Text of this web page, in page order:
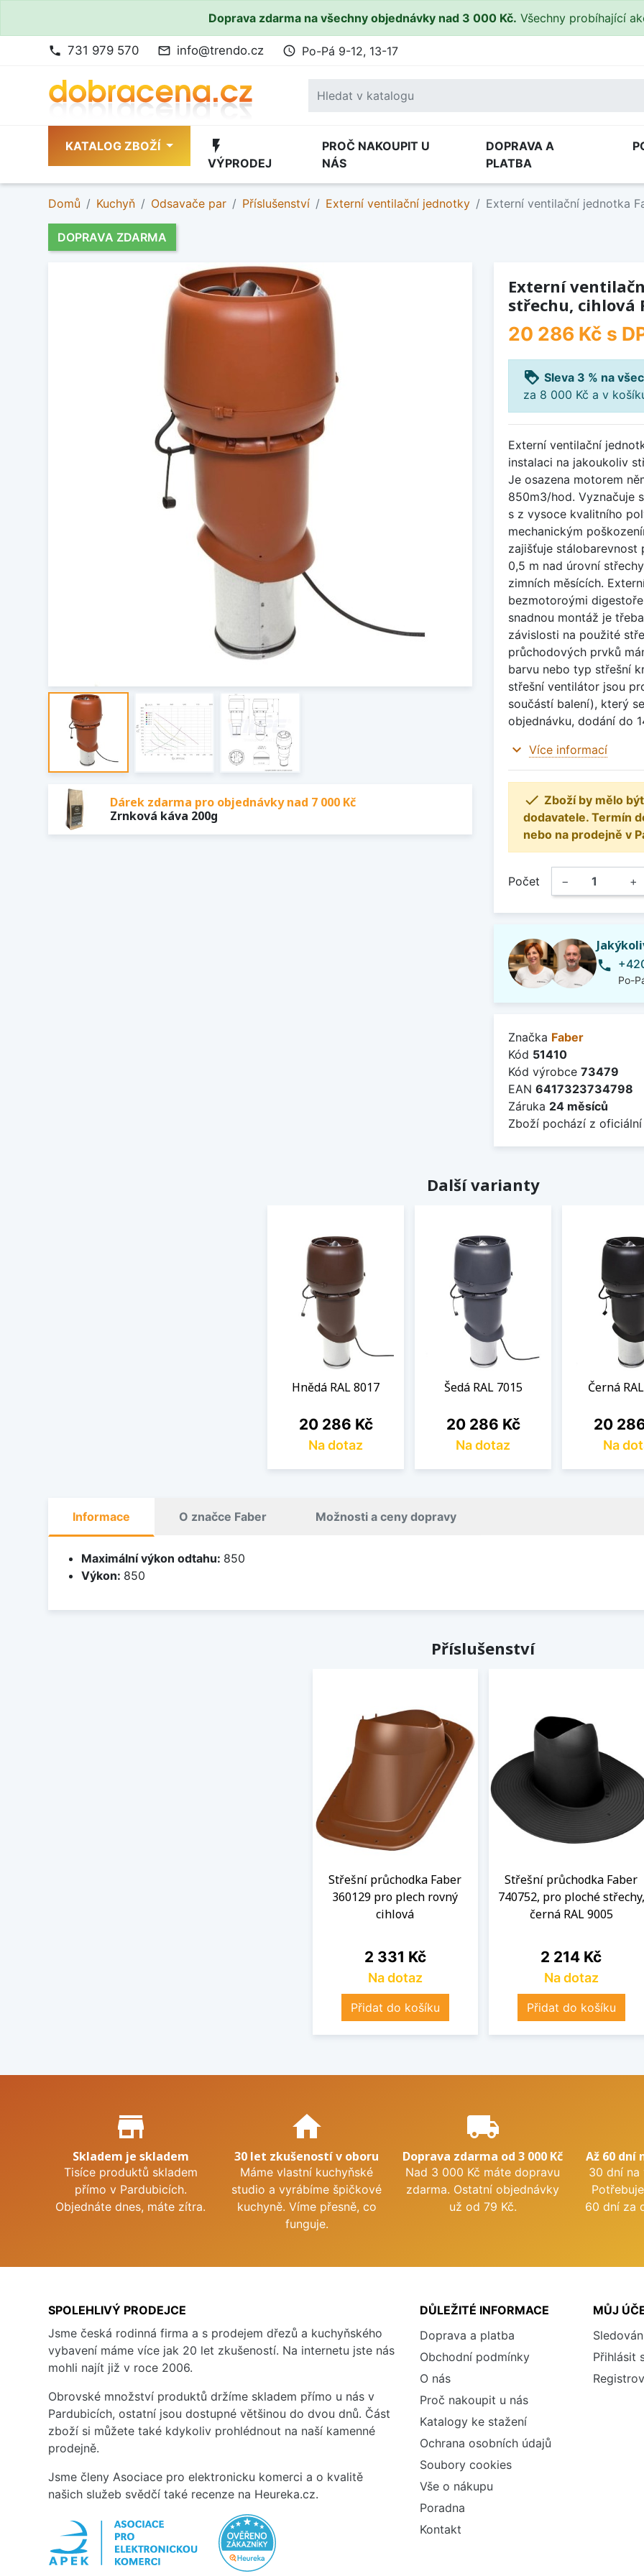
Doprava zdarma na všechny objednávky nad 3 000 Kč. Všechny probíhající
phone 731 979 570 mail_outline info@trendo.cz access_time Po-Pá 9-12, 13-17
KATALOG ZBOŽÍ flash_on
VÝPRODEJ
PROČ NAKOUPIT U
NÁS
DOPRAVA A
PLATBA
Domů Kuchyň Odsavače par Příslušenství Externí ventilační jednotky Externí ventilační jednotka
DOPRAVA ZDARMA
Dárek zdarma pro objednávky nad 7 000 Kč
Zrnková káva 200g
Externí
střechu, cihlová
20 286 Kč s
loyalty Sleva 3 % na
za 8 000 Kč a v
Externí ventilační
instalaci na jakoukoliv
Je osazena motorem
850m3/hod. Vyznačuje
s z vysoce kvalitního
mechanickým
zajišťuje stálobarevnost
0,5 m nad úrovní
zimních měsících.
bezmotoroými
snadnou montáž je
závislosti na použité
průchodových prvků
barvu nebo typ střešní
střešní ventilátor jsou
součástí balení), který
objednávku, dodání do
expand_more Více informací
 Zboží by mělo
dodavatele. Termín
nebo na prodejně v
Počet − +
phone
Po-
Značka Faber
Kód 51410
Kód výrobce 73479
EAN 6417323734798
Záruka 24 měsíců
Zboží pochází z
Další varianty
Hnědá RAL 8017
Cena
20 286 Kč
Na dotaz
Šedá RAL 7015
Cena
20 286 Kč
Na dotaz
Černá
Cena
20
Na
Informace O značce Faber Možnosti a ceny dopravy
Maximální výkon odtahu: 850
Výkon: 850
Příslušenství
Střešní průchodka Faber
360129 pro plech rovný
cihlová
Cena
2 331 Kč
Na dotaz
Přidat do košíku
Střešní průchodka Faber
740752, pro ploché střechy,
černá RAL 9005
Cena
2 214 Kč
Na dotaz
Přidat do košíku
Proč nakupovat u nás?
store_mall_directory
Skladem je skladem
Tisíce produktů skladem
přímo v Pardubicích.
Objednáte dnes, máte zítra.
home
30 let zkušeností v oboru
Máme vlastní kuchyňské
studio a vyrábíme špičkové
kuchyně. Víme přesně, co
funguje.
local_shipping
Doprava zdarma od 3 000 Kč
Nad 3 000 Kč máte dopravu
zdarma. Ostatní objednávky
už od 79 Kč.
Až 60 dní
30 dní na
60 dní za
SPOLEHLIVÝ PRODEJCE
Jsme česká rodinná firma a s prodejem dřezů a kuchyňského
vybavení máme více jak 20 let zkušeností. Na internetu jste nás
mohli najít již v roce 2006.
Obrovské množství produktů držíme skladem přímo u nás v
Pardubicích, ostatní jsou dostupné většinou do dvou dnů. Část
zboží si můžete také kdykoliv prohlédnout na naší kamenné
prodejně.
Jsme členy Asociace pro elektronicku komerci a o kvalitě
našich služeb svědčí také recenze na Heureka.cz.
DŮLEŽITÉ INFORMACE
Doprava a platba
Obchodní podmínky
O nás
Proč nakoupit u nás
Katalogy ke stažení
Ochrana osobních údajů
Soubory cookies
Vše o nákupu
Poradna
Kontakt
MŮJ
Přihlásit